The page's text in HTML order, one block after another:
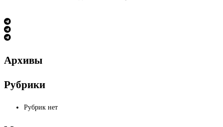
Архивы
Рубрики
Рубрик нет